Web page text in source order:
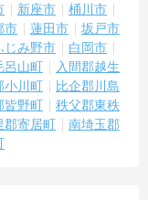
働けます】
おり、ご自身の価値
環境です。
新座市
桶川市
市 蓮田市
坂戸市
じみ野市
白岡市
呂山町
入間郡越生
小川町
比企郡川島
皆野町
秩父郡東秩
郡寄居町
南埼玉郡